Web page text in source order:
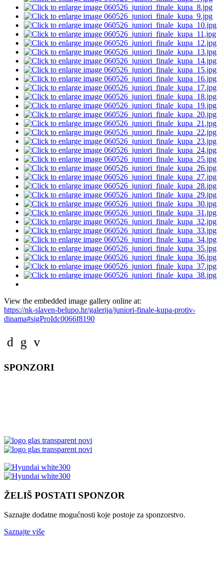
View the embedded image gallery online at:
https://nk-slaven-belupo.hr/galerija/juniori-finale-kupa-protiv-
dinama#sigProIdc0066f8190
SPONZORI
ŽELIŠ POSTATI SPONZOR
Saznajte dodatne mogućnosti koje postoje za sponzorstvo.
Saznajte više